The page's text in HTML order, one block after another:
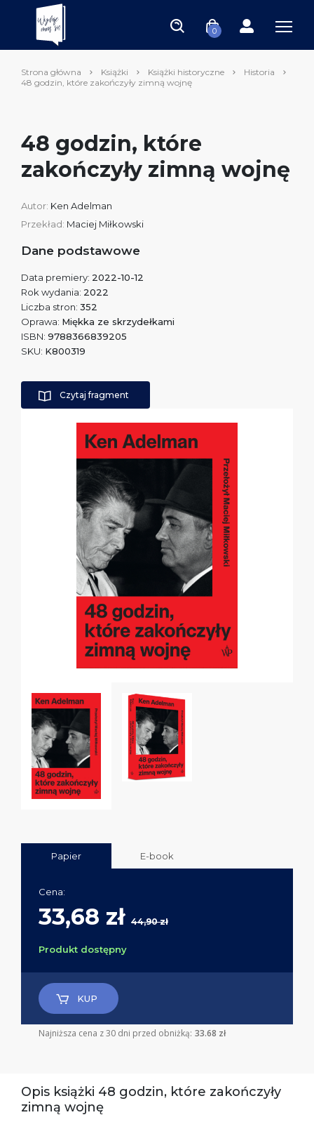
0
Strona główna Książki Książki historyczne
Historia
48 godzin, które zakończyły zimną wojnę
48 godzin, które
zakończyły zimną wojnę
Autor: Ken Adelman
Przekład: Maciej Miłkowski
Dane podstawowe
Data premiery: 2022-10-12
Rok wydania: 2022
Liczba stron: 352
Oprawa: Miękka ze skrzydełkami
ISBN: 9788366839205
SKU: K800319
Czytaj fragment
Papier E-book
Cena:
33,68 zł 44,90 zł
Produkt dostępny
KUP
Najniższa cena z 30 dni przed obniżką: 33.68 zł
Opis książki 48 godzin, które zakończyły
zimną wojnę